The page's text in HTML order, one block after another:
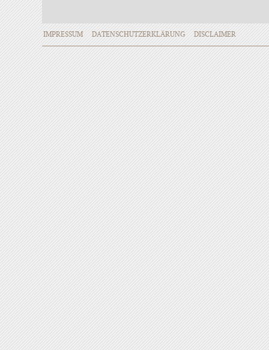
IMPRESSUM DATENSCHUTZERKLÄRUNG DISCLAIMER